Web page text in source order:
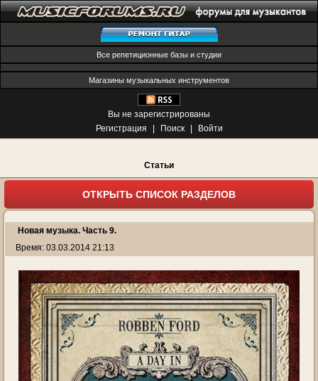
Все репетиционные базы и студии
Магазины музыкальных инструментов
Вы не зарегистрированы
Регистрация
Поиск Войти
Статьи
ОТКРЫТЬ СПИСОК РАЗДЕЛОВ
Новая музыка. Часть 9.
Время: 03.03.2014 21:13